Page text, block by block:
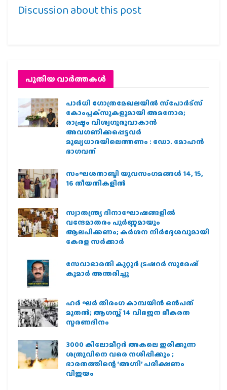
Discussion about this post
പുതിയ വാര്‍ത്തകള്‍
പാര്‍ധി ഗോത്രമേഖലയില്‍ സ്‌പോര്‍ട്‌സ്
കോംപ്ലക്‌സുകളുമായി അമനോര;
രാഷ്ട്രം വിശ്വഗുരുവാകാന്‍
അവഗണിക്കപ്പെട്ടവര്‍
മുഖ്യധാരയിലെത്തണം : ഡോ. മോഹന്‍
ഭാഗവത്
സംഘശതാബ്ദി യുവസംഗമങ്ങള്‍ 14, 15,
16 തീയതികളില്‍
സ്വാതന്ത്ര്യ ദിനാഘോഷങ്ങളിൽ
വന്ദേമാതരം പൂർണ്ണമായും
ആലപിക്കണം; കർശന നിർദ്ദേശവുമായി
കേരള സർക്കാർ
സേവാഭാരതി കുറ്റൂർ ട്രഷറർ സുരേഷ്
കുമാർ അന്തരിച്ചു
ഹര്‍ ഘര്‍ തിരംഗ കാമ്പയിന്‍ ഒന്‍പത്
മുതല്‍; ആഗസ്ത് 14 വിഭജന ഭീകരത
സ്മരണദിനം
3000 കിലോമീറ്റർ അകലെ ഇരിക്കുന്ന
ശത്രുവിനെ വരെ നശിപ്പിക്കും ;
ഭാരതത്തിന്റെ ‘അഗ്നി’ പരീക്ഷണം
വിജയം